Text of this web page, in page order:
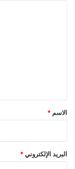
*
الاسم *
البريد الإلكتروني*